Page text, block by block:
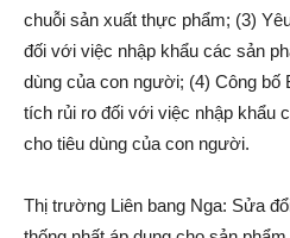
chuỗi sản xuất thực phẩm; (3)
đối với việc nhập khẩu các sản
dùng của con người; (4) Công bố
tích rủi ro đối với việc nhập khẩu
cho tiêu dùng của con người.
Thị trường Liên bang Nga: Sửa